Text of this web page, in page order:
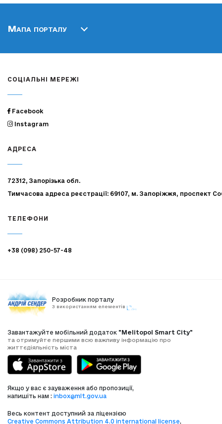
Мапа порталу
СОЦІАЛЬНІ МЕРЕЖІ
Facebook
Instagram
АДРЕСА
72312, Запорізька обл.
Тимчасова адреса реєстрації: 69107, м. Запоріжжя, проспект
ТЕЛЕФОНИ
+38 (098) 250-57-48
Розробник порталу
З використанням елементів
Завантажуйте мобільний додаток "Melitopol Smart City"
та отримуйте першими всю важливу інформацію про
життєдіяльність міста
Якщо у вас є зауваження або пропозиції,
напишіть нам : inbox@mlt.gov.ua
Весь контент доступний за ліцензією
Creative Commons Attribution 4.0 international license,